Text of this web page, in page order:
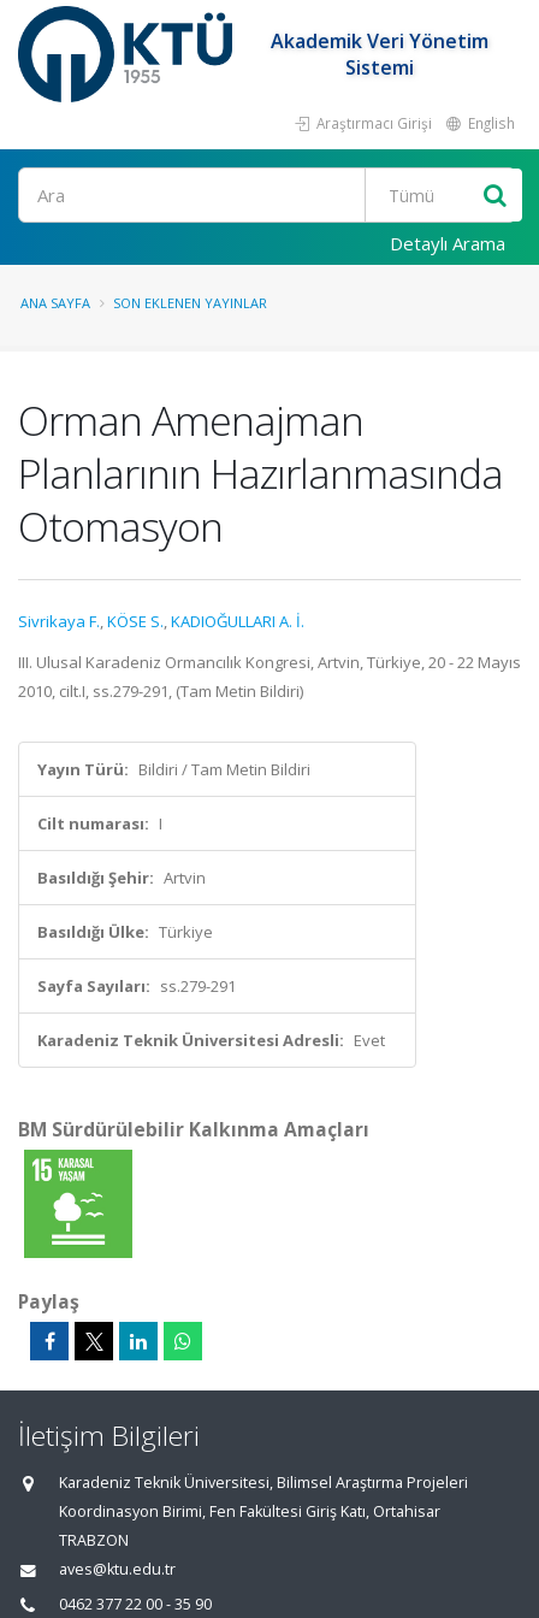
Akademik Veri Yönetim
Sistemi
Araştırmacı Girişi English
Ara
Detaylı Arama
ANA SAYFA SON EKLENEN YAYINLAR
Orman Amenajman
Planlarının Hazırlanmasında
Otomasyon
Sivrikaya F.,KÖSE S.,KADIOĞULLARI A. İ.
III. Ulusal Karadeniz Ormancılık Kongresi, Artvin, Türkiye, 20 - 22 Mayıs
2010, cilt.I, ss.279-291, (Tam Metin Bildiri)
Yayın Türü: Bildiri / Tam Metin Bildiri
Cilt numarası: I
Basıldığı Şehir: Artvin
Basıldığı Ülke: Türkiye
Sayfa Sayıları: ss.279-291
Karadeniz Teknik Üniversitesi Adresli: Evet
BM Sürdürülebilir Kalkınma Amaçları
Paylaş
İletişim Bilgileri
Karadeniz Teknik Üniversitesi, Bilimsel Araştırma Projeleri
Koordinasyon Birimi, Fen Fakültesi Giriş Katı, Ortahisar
TRABZON
aves@ktu.edu.tr
0462 377 22 00 - 35 90